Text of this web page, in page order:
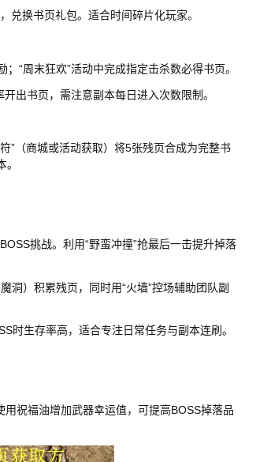
兑换书页礼包。适合时间碎片化玩家。
“周末狂欢”活动中完成指定击杀数必得书页。
出书页，需注意副本每日进入次数限制。
”（商城或活动获取）将5张残页合成为完整书
挑战。利用“野蛮冲撞”抢最后一击提升掉落
洞）积累残页，同时用“火墙”控场辅助团队副
时生存率高，适合专注日常任务与副本连刷。
祝福油增加武器幸运值，可提高BOSS掉落品